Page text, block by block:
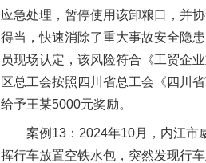
应急处理，暂停使用该卸粮口，并
得当，快速消除了重大事故安全隐
员现场认定，该风险符合《工贸企
区总工会按照四川省总工会《四川
给予王某5000元奖励。
案例13：2024年10月，内江市威
挥行车放置空铁水包，突然发现行